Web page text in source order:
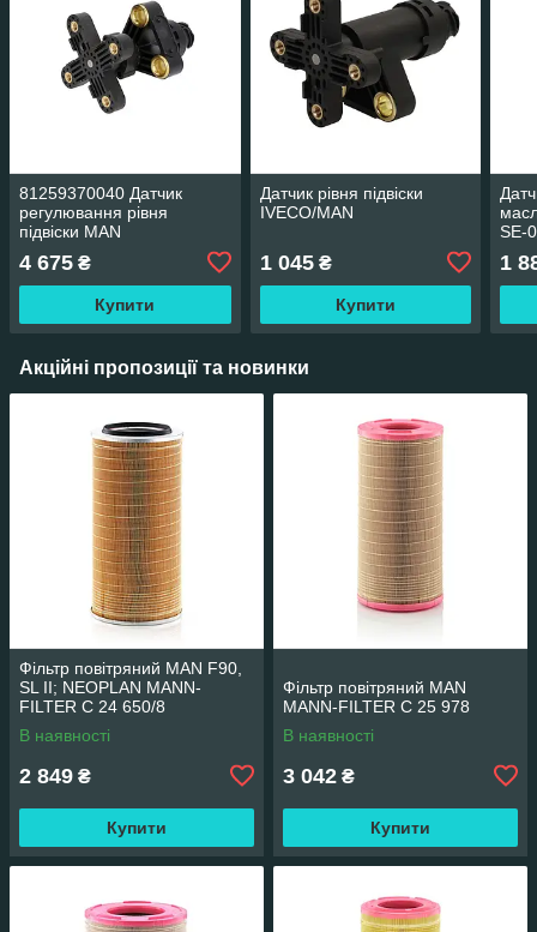
81259370040 Датчик
регулювання рівня
підвіски MAN
4 675 ₴
Купити
Датчик рівня підвіски
IVECO/MAN
1 045₴
Купити
SE-
1
Акційні пропозиції та новинки
Фільтр повітряний MAN F90,
SL II; NEOPLAN MANN-
FILTER C 24 650/8
В наявності
2 849 ₴
Купити
Фільтр повітряний MAN
MANN-FILTER C 25 978
В наявності
3 042 ₴
Купити